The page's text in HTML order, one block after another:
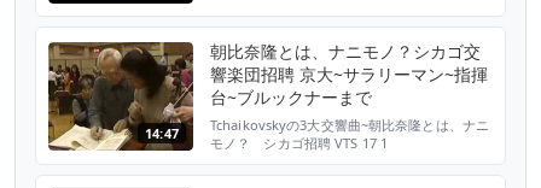
14:47
朝比奈隆とは、ナニモノ？シカゴ交
響楽団招聘 京大~サラリーマン~指揮
台~ブルックナーまで
Tchaikovskyの3大交響曲~朝比奈隆とは、ナニ
モノ？ シカゴ招聘 VTS 17 1